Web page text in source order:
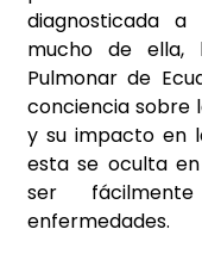
diagnosticada
mucho de ella,
Pulmonar de
conciencia sobre
y su impacto en
esta se oculta
ser
enfermedades.